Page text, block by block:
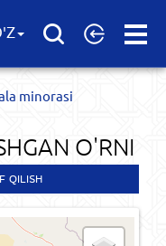
Open
minorasi
O'RNI
QILISH